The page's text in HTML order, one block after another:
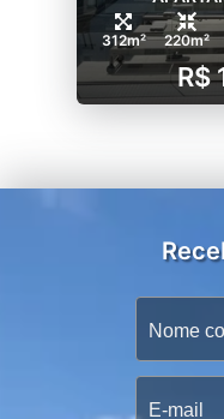
312m² 220m²
R$